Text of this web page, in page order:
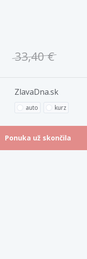
33,40 €
ZlavaDna.sk
auto kurz